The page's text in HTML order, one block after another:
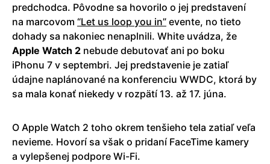
predchodca. Pôvodne sa hovorilo o jej predstavení
na marcovom “Let us loop you in” evente, no tieto
dohady sa nakoniec nenaplnili. White uvádza, že
Apple Watch 2 nebude debutovať ani po boku
iPhonu 7 v septembri. Jej predstavenie je zatiaľ
údajne naplánované na konferenciu WWDC, ktorá by
sa mala konať niekedy v rozpätí 13. až 17. júna.
O Apple Watch 2 toho okrem tenšieho tela zatiaľ veľa
nevieme. Hovorí sa však o pridaní FaceTime kamery
a vylepšenej podpore Wi-Fi.